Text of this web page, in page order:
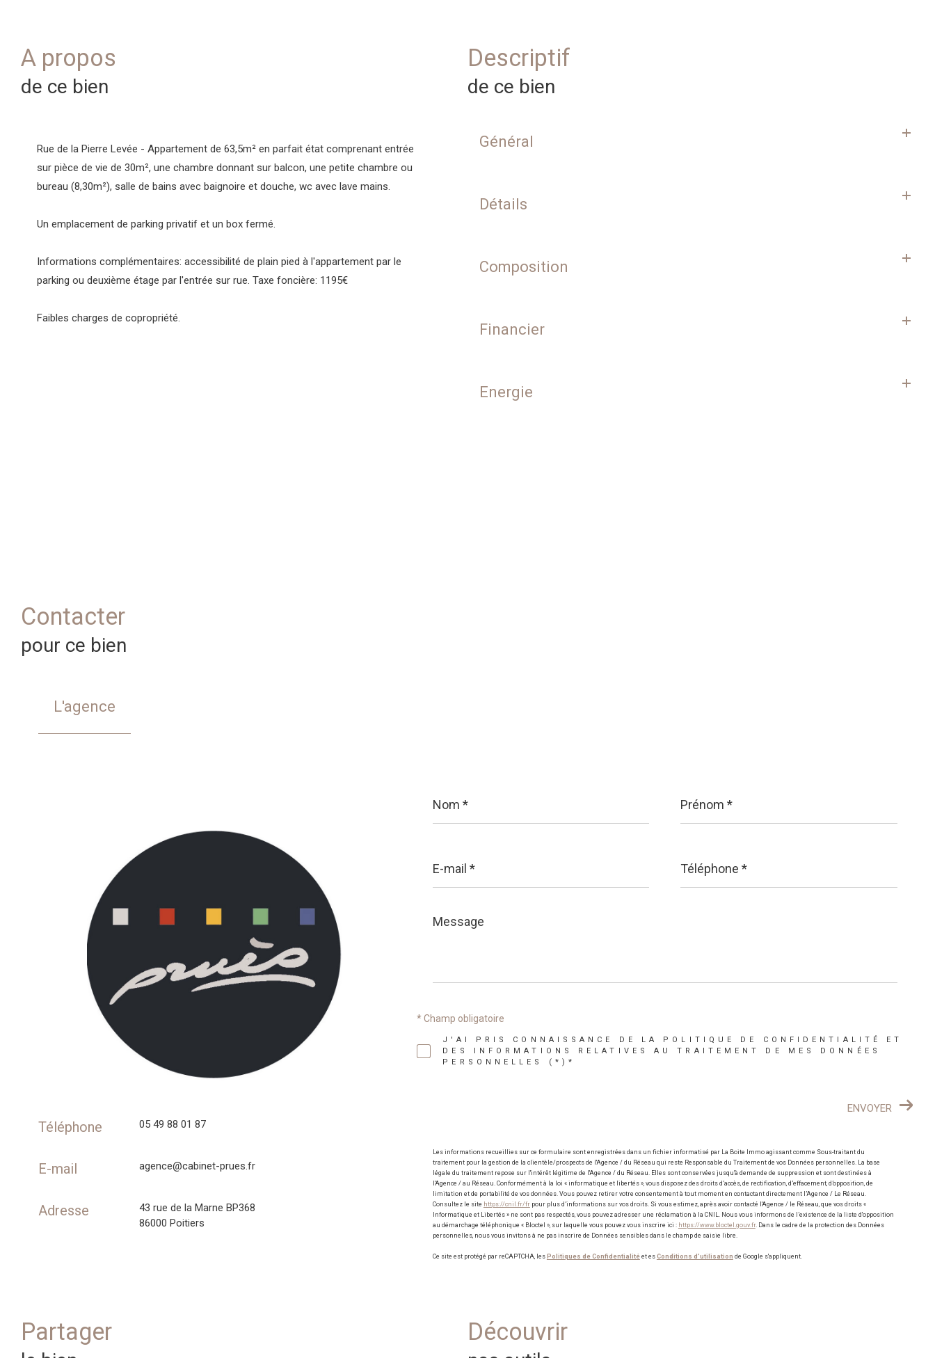
a propos
de ce bien
Rue de la Pierre Levée - Appartement de 63,5m² en parfait état comprenant entrée
sur pièce de vie de 30m², une chambre donnant sur balcon, une petite chambre ou
bureau (8,30m²), salle de bains avec baignoire et douche, wc avec lave mains.
Un emplacement de parking privatif et un box fermé.
Informations complémentaires: accessibilité de plain pied à l'appartement par le
parking ou deuxième étage par l'entrée sur rue. Taxe foncière: 1195€
Faibles charges de copropriété.
descriptif
de ce bien
Général
Détails
Composition
Financier
Energie
Contacter
pour ce bien
L'agence
Téléphone 05 49 88 01 87
E-mail agence@cabinet-prues.fr
Adresse
43 rue de la Marne BP368
86000 Poitiers
*
*
mail
*
*
Message
*
J'AI PRIS CONNAISSANCE DE LA POLITIQUE DE CONFIDENTIALITÉ ET
DES INFORMATIONS RELATIVES AU TRAITEMENT DE MES DONNÉES
PERSONNELLES (*)*
* Champ obligatoire
ENVOYER
Les informations recueillies sur ce formulaire sont enregistrées dans un fichier informatisé par La Boite Immo agissant comme Sous-traitant du
traitement pour la gestion de la clientèle/prospects de l'Agence / du Réseau qui reste Responsable du Traitement de vos Données personnelles. La base
légale du traitement repose sur l'intérêt légitime de l'Agence / du Réseau. Elles sont conservées jusqu'à demande de suppression et sont destinées à
l'Agence / au Réseau. Conformément à la loi « informatique et libertés », vous disposez des droits d’accès, de rectification, d’effacement, d’opposition, de
limitation et de portabilité de vos données. Vous pouvez retirer votre consentement à tout moment en contactant directement l’Agence / Le Réseau.
Consultez le site https://cnil.fr/frpour plus d’informations sur vos droits. Si vous estimez, après avoir contacté l'Agence / le Réseau, que vos droits «
Informatique et Libertés » ne sont pas respectés, vous pouvez adresser une réclamation à la CNIL. Nous vous informons de l’existence de la liste d'opposition
au démarchage téléphonique « Bloctel », sur laquelle vous pouvez vous inscrire ici : https://www.bloctel.gouv.fr. Dans le cadre de la protection des Données
personnelles, nous vous invitons à ne pas inscrire de Données sensibles dans le champ de saisie libre.
Ce site est protégé par reCAPTCHA, les Politiques de Confidentialitéet es Conditions d'utilisation de Google s'appliquent.
partager découvrir